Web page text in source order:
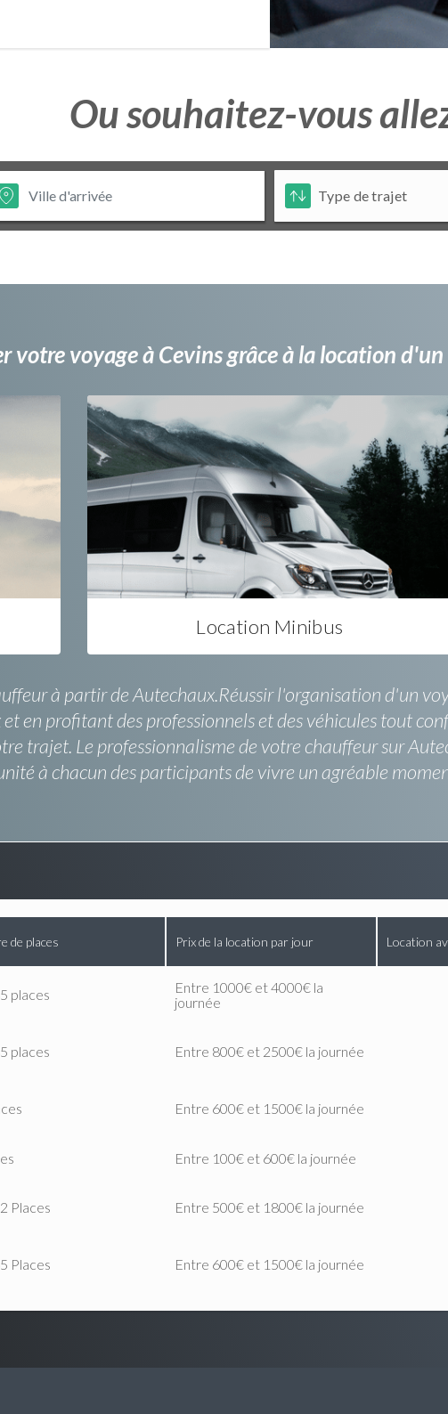
Ou souhaitez-vous
votre voyage à Cevins grâce à la location
Location Minibus
à partir de Autechaux.Réussir l'organisation d'un
en profitant des professionnels et des véhicules tout
trajet. Le professionnalisme de votre chauffeur sur
à chacun des participants de vivre un agréable
de places Prix de la location par jour Location
places
Entre 1000€ et 4000€ la
journée
places Entre 800€ et 2500€ la journée
Entre 600€ et 1500€ la journée
Entre 100€ et 600€ la journée
Places Entre 500€ et 1800€ la journée
Places Entre 600€ et 1500€ la journée